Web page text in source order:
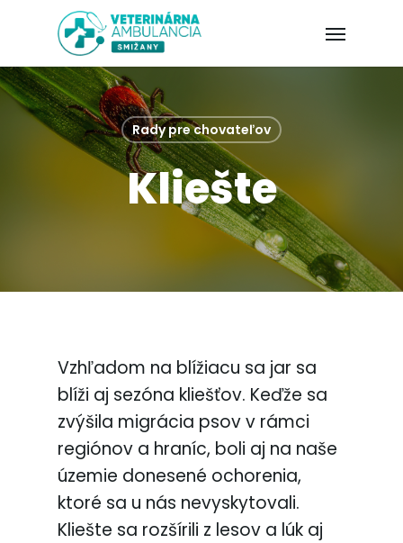
Rady pre chovateľov
Kliešte
Vzhľadom na blížiacu sa jar sa
blíži aj sezóna kliešťov. Keďže sa
zvýšila migrácia psov v rámci
regiónov a hraníc, boli aj na naše
územie donesené ochorenia,
ktoré sa u nás nevyskytovali.
Kliešte sa rozšírili z lesov a lúk aj